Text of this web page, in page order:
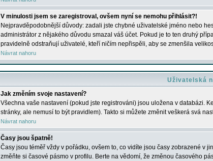
V minulosti jsem se zaregistroval, ovšem nyní se nemohu přihlásit?!
Nejpravděpodobnější důvody: zadali jste chybné uživatelské jméno nebo
administrátor z nějakého důvodu smazal váš účet. Pokud je to ten druhý
pravidelně odstraňují uživatelé, kteří ničím nepřispěli, aby se zmenšila
Návrat nahoru
Uživatelská
Jak změním svoje nastavení?
Všechna vaše nastavení (pokud jste registrováni) jsou uložena v databázi.
stránky, ale nemusí to být pravidlem). Takto si můžete změnit veškerá svá
Návrat nahoru
Časy jsou špatně!
Časy jsou téměř vždy v pořádku, ovšem to, co vidíte jsou časy zobrazené v
změňte si časové pásmo v profilu. Berte na vědomí, že změnou časového